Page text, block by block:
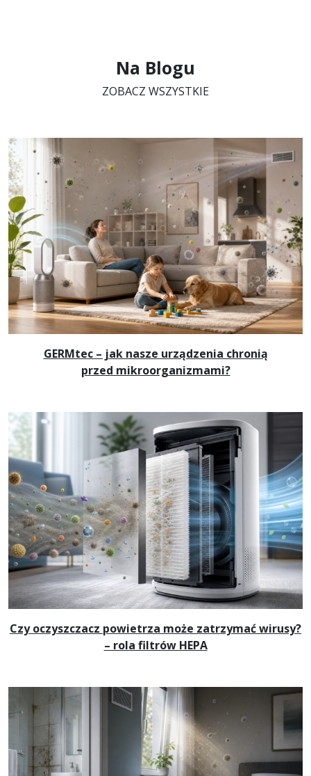
Na Blogu
ZOBACZ WSZYSTKIE
GERMtec – jak nasze urządzenia chronią
przed mikroorganizmami?
Czy oczyszczacz powietrza może zatrzymać wirusy?
– rola filtrów HEPA